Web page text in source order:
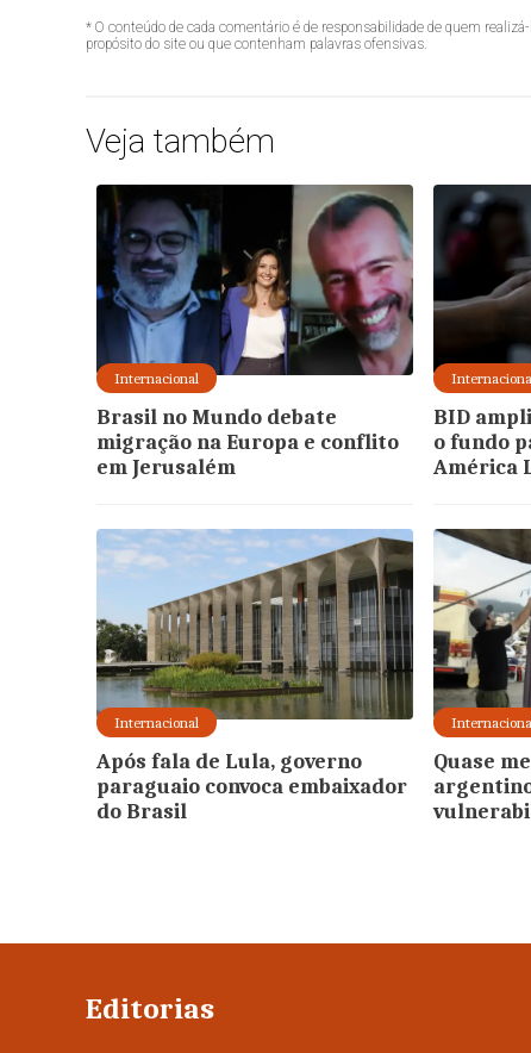
* O conteúdo de cada comentário é de responsabilidade de quem
propósito do site ou que contenham palavras ofensivas.
Veja também
Internacional
Brasil no Mundo debate
migração na Europa e conflito
em Jerusalém
BID
o fundo
América
Internacional
Após fala de Lula, governo
paraguaio convoca embaixador
do Brasil
Quase
Editorias